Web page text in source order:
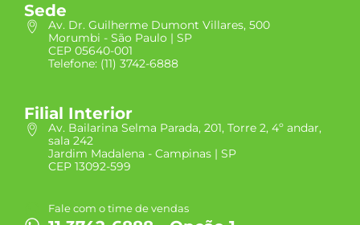
Sede
Av. Dr. Guilherme Dumont Villares, 500
Morumbi - São Paulo | SP
CEP 05640-001
Telefone: (11) 3742-6888
Filial Interior
Av. Bailarina Selma Parada, 201, Torre 2, 4º andar,
sala 242
Jardim Madalena - Campinas | SP
CEP 13092-599
Fale com o time de vendas